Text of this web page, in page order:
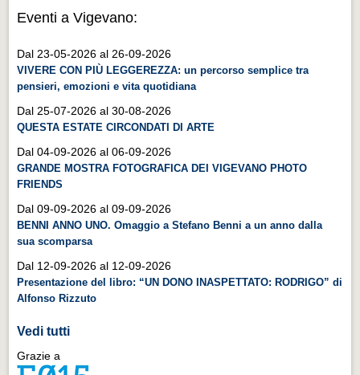
CITTÀ
Guida turistica rapida
Musica e teatro
Musica e teatro
Distretto industriale
Distretto industriale
Muoversi a Vigevano
Muoversi a Vigevano
Cultura e turismo 4.0
PROGETTI
Progetti Aperti
Eventi a Vigevano:
Dal 23-05-2026 al 26-09-2026
VIVERE CON PIÙ LEGGEREZZA: un percorso semplice tra
pensieri, emozioni e vita quotidiana
Dal 25-07-2026 al 30-08-2026
QUESTA ESTATE CIRCONDATI DI ARTE
Dal 04-09-2026 al 06-09-2026
GRANDE MOSTRA FOTOGRAFICA DEI VIGEVANO PHOTO
FRIENDS
Dal 09-09-2026 al 09-09-2026
BENNI ANNO UNO. Omaggio a Stefano Benni a un anno dalla
sua scomparsa
Dal 12-09-2026 al 12-09-2026
Presentazione del libro: “UN DONO INASPETTATO: RODRIGO” di
Alfonso Rizzuto
Vedi tutti
Grazie a